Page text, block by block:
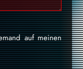
auf meinen